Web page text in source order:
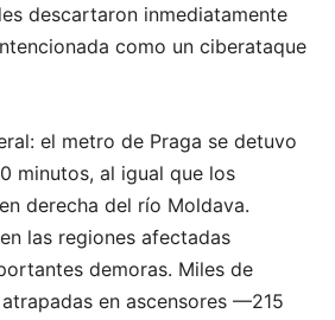
descartaron inmediatamente
como un ciberataque
el metro de Praga se detuvo
minutos, al igual que los
derecha del río Moldava.
las regiones afectadas
demoras. Miles de
en ascensores —215